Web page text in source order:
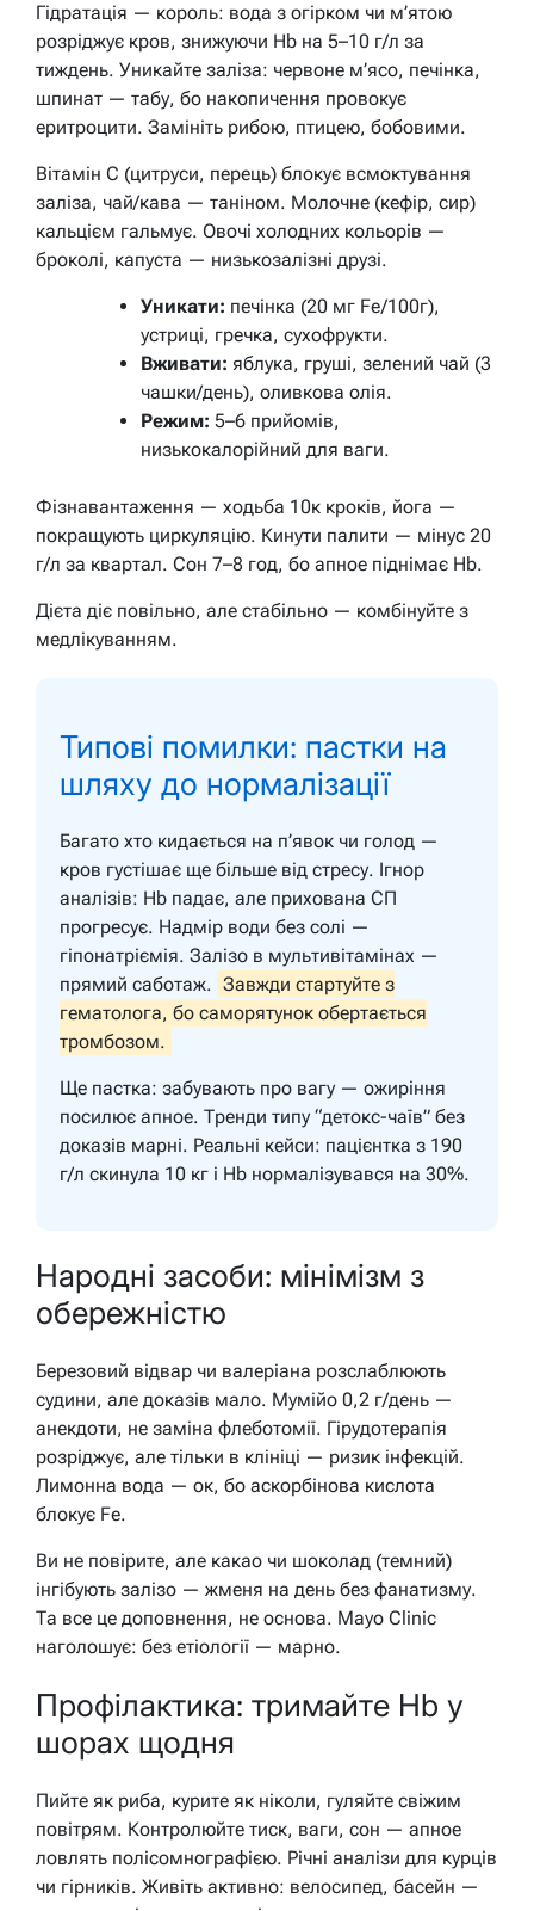
Гідратація — король: вода з огірком чи м’ятою
розріджує кров, знижуючи Hb на 5–10 г/л за
тиждень. Уникайте заліза: червоне м’ясо, печінка,
шпинат — табу, бо накопичення провокує
еритроцити. Замініть рибою, птицею, бобовими.
Вітамін C (цитруси, перець) блокує всмоктування
заліза, чай/кава — таніном. Молочне (кефір, сир)
кальцієм гальмує. Овочі холодних кольорів —
броколі, капуста — низькозалізні друзі.
Уникати: печінка (20 мг Fe/100г),
устриці, гречка, сухофрукти.
Вживати: яблука, груші, зелений чай (3
чашки/день), оливкова олія.
Режим: 5–6 прийомів,
низькокалорійний для ваги.
Фізнавантаження — ходьба 10к кроків, йога —
покращують циркуляцію. Кинути палити — мінус 20
г/л за квартал. Сон 7–8 год, бо апное піднімає Hb.
Дієта діє повільно, але стабільно — комбінуйте з
медлікуванням.
Типові помилки: пастки на
шляху до нормалізації
Багато хто кидається на п’явок чи голод —
кров густішає ще більше від стресу. Ігнор
аналізів: Hb падає, але прихована СП
прогресує. Надмір води без солі —
гіпонатріємія. Залізо в мультивітамінах —
прямий саботаж. Завжди стартуйте з
гематолога, бо саморятунок обертається
тромбозом.
Ще пастка: забувають про вагу — ожиріння
посилює апное. Тренди типу “детокс-чаїв” без
доказів марні. Реальні кейси: пацієнтка з 190
г/л скинула 10 кг і Hb нормалізувався на 30%.
Народні засоби: мінімізм з
обережністю
Березовий відвар чи валеріана розслаблюють
судини, але доказів мало. Мумійо 0,2 г/день —
анекдоти, не заміна флеботомії. Гірудотерапія
розріджує, але тільки в клініці — ризик інфекцій.
Лимонна вода — ок, бо аскорбінова кислота
блокує Fe.
Ви не повірите, але какао чи шоколад (темний)
інгібують залізо — жменя на день без фанатизму.
Та все це доповнення, не основа. Mayo Clinic
наголошує: без етіології — марно.
Профілактика: тримайте Hb у
шорах щодня
Пийте як риба, курите як ніколи, гуляйте свіжим
повітрям. Контролюйте тиск, ваги, сон — апное
ловлять полісомнографією. Річні аналізи для курців
чи гірників. Живіть активно: велосипед, басейн —